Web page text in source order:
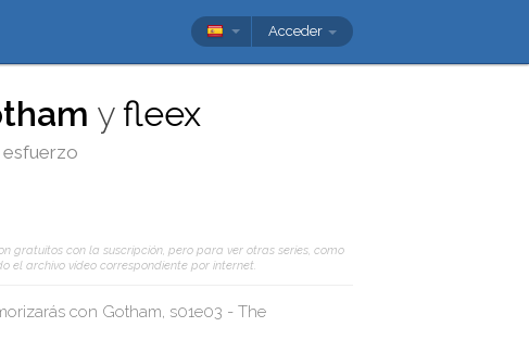
Acceder
yfleex
esfuerzo
gratuitos con la suscripción, pero para ver otras series, como
el archivo vídeo correspondiente por internet.
con Gotham, s01e03 - The